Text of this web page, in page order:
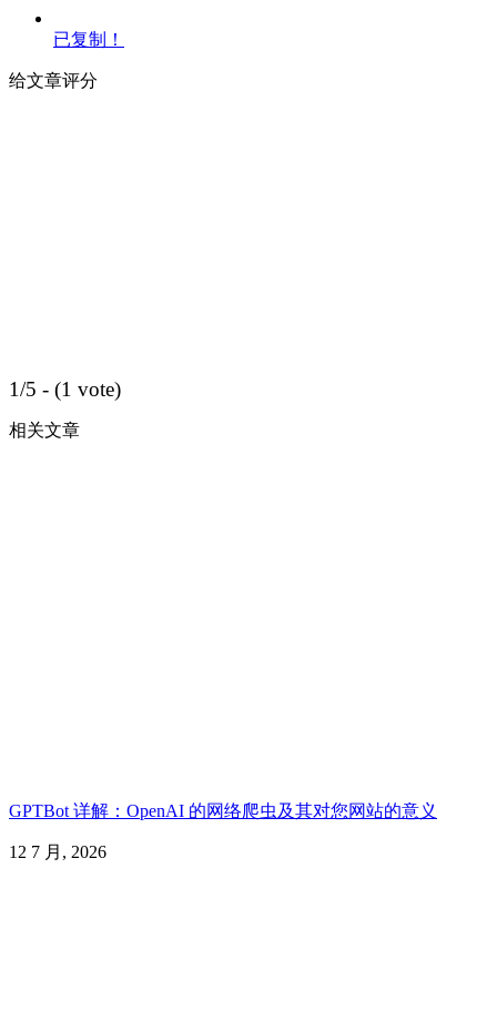
已复制！
给文章评分
1/5 - (1 vote)
相关文章
GPTBot 详解：OpenAI 的网络爬虫及其对您网站的意义
12 7 月, 2026